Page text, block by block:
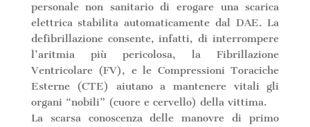
personale non sanitario di erogare una scarica
elettrica stabilita automaticamente dal DAE. La
defibrillazione consente, infatti, di interrompere
l’aritmia più pericolosa, la Fibrillazione
Ventricolare (FV), e le Compressioni Toraciche
Esterne (CTE) aiutano a mantenere vitali gli
organi “nobili” (cuore e cervello) della vittima.
La scarsa conoscenza delle manovre di primo